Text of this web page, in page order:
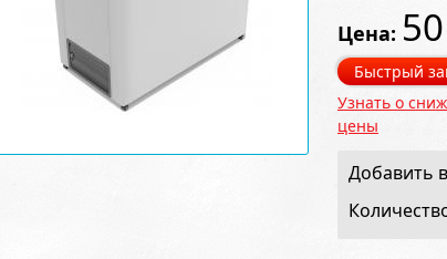
Цена:
Быстрый
Узнать о
цены
Добавить